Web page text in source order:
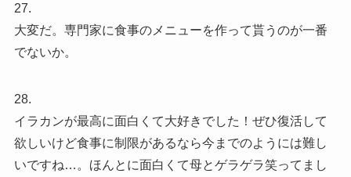
27.
大変だ。専門家に食事のメニューを作って貰うのが一番
でないか。
28.
イラカンが最高に面白くて大好きでした！ぜひ復活して
欲しいけど食事に制限があるなら今までのようには難し
いですね…。ほんとに面白くて母とゲラゲラ笑ってまし